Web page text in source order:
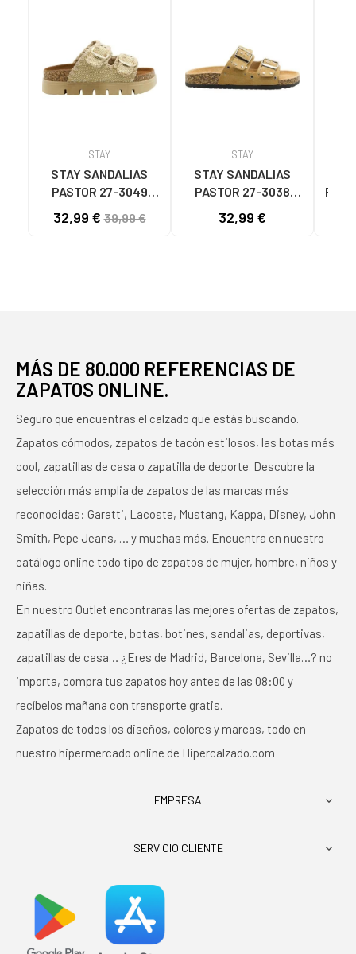
STAY
STAY SANDALIAS
PASTOR 27-3049
32,99 €39,99 €
STAY
STAY SANDALIAS
PASTOR 27-3038
32,99 €
MÁS DE 80.000 REFERENCIAS DE
ZAPATOS ONLINE.
Seguro que encuentras el calzado que estás buscando.
Zapatos cómodos, zapatos de tacón estilosos, las botas más
cool, zapatillas de casa o zapatilla de deporte. Descubre la
selección más amplia de zapatos de las marcas más
reconocidas: Garatti, Lacoste, Mustang, Kappa, Disney, John
Smith, Pepe Jeans, … y muchas más. Encuentra en nuestro
catálogo online todo tipo de zapatos de mujer, hombre, niños y
niñas.
En nuestro Outlet encontraras las mejores ofertas de zapatos,
zapatillas de deporte, botas, botines, sandalias, deportivas,
zapatillas de casa… ¿Eres de Madrid, Barcelona, Sevilla…? no
importa, compra tus zapatos hoy antes de las 08:00 y
recíbelos mañana con transporte gratis.
Zapatos de todos los diseños, colores y marcas, todo en
nuestro hipermercado online de Hipercalzado.com
EMPRESA 
SERVICIO CLIENTE 